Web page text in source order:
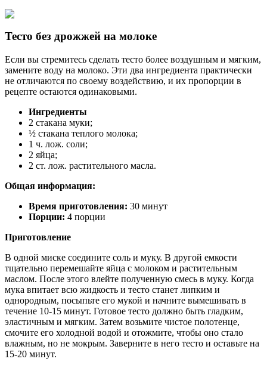
Тесто без дрожжей на молоке
Если вы стремитесь сделать тесто более воздушным и мягким,
замените воду на молоко. Эти два ингредиента практически
не отличаются по своему воздействию, и их пропорции в
рецепте остаются одинаковыми.
Ингредиенты
2 стакана муки;
½ стакана теплого молока;
1 ч. лож. соли;
2 яйца;
2 ст. лож. растительного масла.
Общая информация:
Время приготовления: 30 минут
Порции: 4 порции
Приготовление
В одной миске соедините соль и муку. В другой емкости
тщательно перемешайте яйца с молоком и растительным
маслом. После этого влейте полученную смесь в муку. Когда
мука впитает всю жидкость и тесто станет липким и
однородным, посыпьте его мукой и начните вымешивать в
течение 10-15 минут. Готовое тесто должно быть гладким,
эластичным и мягким. Затем возьмите чистое полотенце,
смочите его холодной водой и отожмите, чтобы оно стало
влажным, но не мокрым. Заверните в него тесто и оставьте на
15-20 минут.